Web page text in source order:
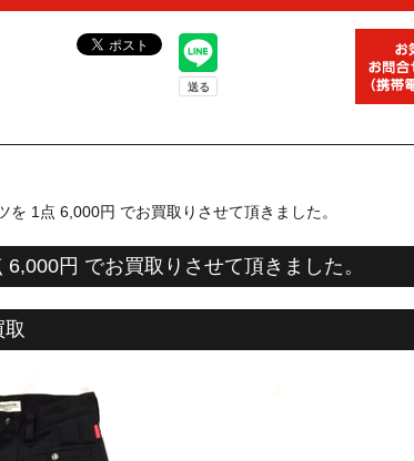
を 1点 6,000円 でお買取りさせて頂きました。
円 でお買取りさせて頂きました。